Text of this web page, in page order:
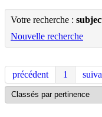
Votre recherche :
Nouvelle recherche
précédent 1